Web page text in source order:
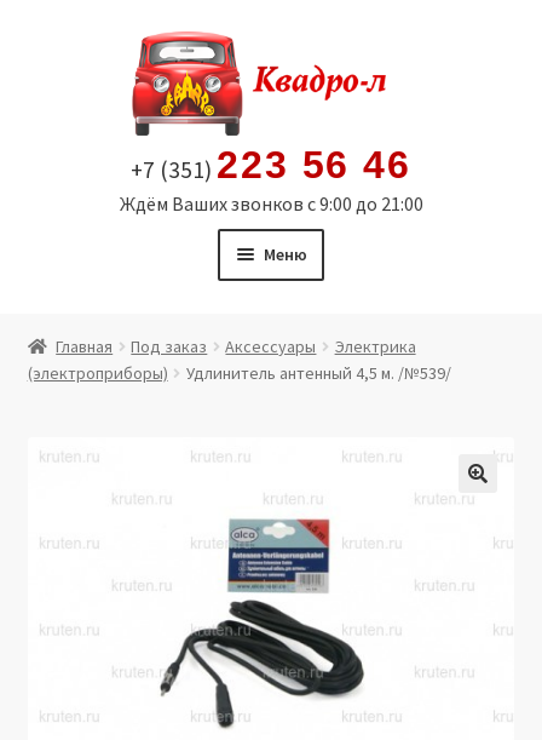
содержимому
+7 (351) 223 56 46
Ждём Ваших звонков с 9:00 до 21:00
Меню
Витрина
Политика в отношении обработки персональных
данных
Юридические данные
Главная Под заказ Аксессуары
Электрика
(электроприборы)
Удлинитель антенный 4,5 м. /№539/
🔍